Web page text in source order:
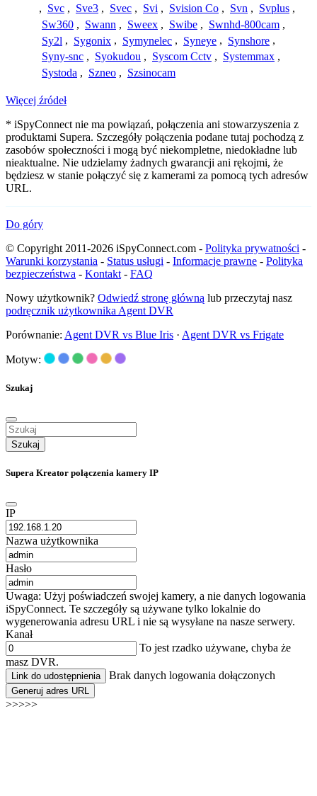
, Svc , Sve3 , Svec , Svi , Svision Co , Svn , Svplus ,
Sw360 , Swann , Sweex , Swibe , Swnhd-800cam ,
Sy2l , Sygonix , Symynelec , Syneye , Synshore ,
Syny-snc , Syokudou , Syscom Cctv , Systemmax ,
Systoda , Szneo , Szsinocam
Więcej źródeł
* iSpyConnect nie ma powiązań, połączenia ani stowarzyszenia z
produktami Supera. Szczegóły połączenia podane tutaj pochodzą z
zasobów społeczności i mogą być niekompletne, niedokładne lub
nieaktualne. Nie udzielamy żadnych gwarancji ani rękojmi, że
będziesz w stanie połączyć się z kamerami za pomocą tych adresów
URL.
Do góry
© Copyright 2011-2026 iSpyConnect.com - Polityka prywatności -
Warunki korzystania - Status usługi - Informacje prawne - Polityka
bezpieczeństwa - Kontakt - FAQ
Nowy użytkownik? Odwiedź stronę główną lub przeczytaj nasz
podręcznik użytkownika Agent DVR
Porównanie: Agent DVR vs Blue Iris · Agent DVR vs Frigate
Motyw:
Szukaj
Szukaj
Supera Kreator połączenia kamery IP
IP
Nazwa użytkownika
Hasło
Uwaga: Użyj poświadczeń swojej kamery, a nie danych logowania
iSpyConnect. Te szczegóły są używane tylko lokalnie do
wygenerowania adresu URL i nie są wysyłane na nasze serwery.
Kanał
To jest rzadko używane, chyba że
masz DVR.
Link do udostępnienia Brak danych logowania dołączonych
Generuj adres URL
>>>>>